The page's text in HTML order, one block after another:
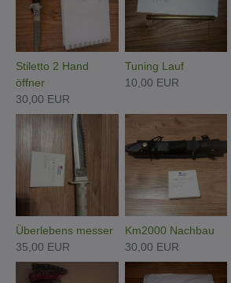
Stiletto 2 Hand
öffner
30,00 EUR
Tuning Lauf
10,00 EUR
Überlebens messer
35,00 EUR
Km2000 Nachbau
30,00 EUR